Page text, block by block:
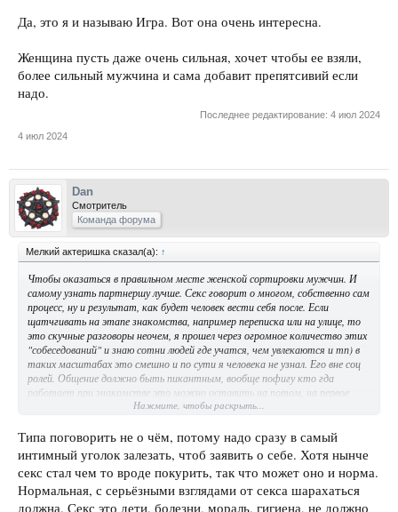
Да, это я и называю Игра. Вот она очень интересна.
Женщина пусть даже очень сильная, хочет чтобы ее взяли,
более сильный мужчина и сама добавит препятсивий если
надо.
Последнее редактирование: 4 июл 2024
4 июл 2024
Dan
Смотритель
Команда форума
Мелкий актеришка сказал(а): ↑
Чтобы оказаться в правильном месте женской сортировки мужчин. И
самому узнать партнершу лучше. Секс говорит о многом, собственно сам
процесс, ну и результат, как будет человек вести себя после. Если
щатчгивать на этапе знакомства, например переписка или на улице, то
это скучные разговоры неочем, я прошел через огромное количество этих
"собеседований" и знаю сотни людей где учатся, чем увлекаются и тп) в
таких масштабах это смешно и по сути я человека не узнал. Его вне соц
ролей. Общение должно быть пикантным, вообще пофигу кто гда
работает при знакомстве это можно оставить на потом, на первое
свидание. Знакомство должно максимально быстро вести к свиданию и
можно долго говорить, разные истории о себе, слушать чужие, как на
собеседовании. Но толку от этого мало, скучно всем и так все делают.
Ты будешь один из там 50ти а то и больше. Она даже не запомнит как
тебя зовут. Тут нужно показать намерение что ты рассматриваешь Ж
серьезно и хочешь ее. Иначе это френд зона, или очередной олень с
которым она походит месяц за ручку, он ей купит всякое а потом
Нажмите, чтобы раскрыть...
Типа поговорить не о чём, потому надо сразу в самый
интимный уголок залезать, чтоб заявить о себе. Хотя нынче
секс стал чем то вроде покурить, так что может оно и норма.
Нормальная, с серьёзными взглядами от секса шарахаться
должна. Секс это дети, болезни, мораль, гигиена, не должно